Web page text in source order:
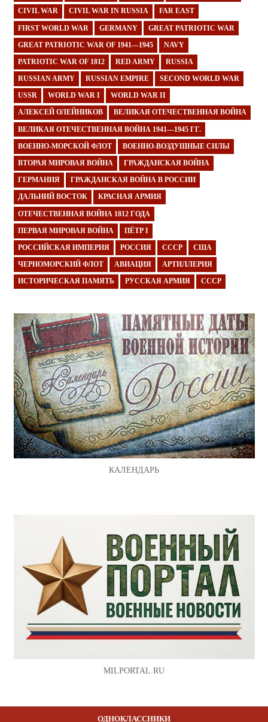
CIVIL WAR CIVIL WAR IN RUSSIA FAR EAST
FIRST WORLD WAR GERMANY GREAT PATRIOTIC WAR
GREAT PATRIOTIC WAR OF 1941—1945 NAVY
PATRIOTIC WAR OF 1812 RED ARMY RUSSIA
RUSSIAN ARMY RUSSIAN EMPIRE SECOND WORLD WAR
USSR WORLD WAR I WORLD WAR II
АЛЕКСЕЙ ОЛЕЙНИКОВ ВЕЛИКАЯ ОТЕЧЕСТВЕННАЯ ВОЙНА
ВЕЛИКАЯ ОТЕЧЕСТВЕННАЯ ВОЙНА 1941—1945 ГГ.
ВОЕННО-МОРСКОЙ ФЛОТ ВОЕННО-ВОЗДУШНЫЕ СИЛЫ
ВТОРАЯ МИРОВАЯ ВОЙНА ГРАЖДАНСКАЯ ВОЙНА
ГЕРМАНИЯ ГРАЖДАНСКАЯ ВОЙНА В РОССИИ
ДАЛЬНИЙ ВОСТОК КРАСНАЯ АРМИЯ
ОТЕЧЕСТВЕННАЯ ВОЙНА 1812 ГОДА
ПЕРВАЯ МИРОВАЯ ВОЙНА ПЁТР I
РОССИЙСКАЯ ИМПЕРИЯ РОССИЯ СССР США
ЧЕРНОМОРСКИЙ ФЛОТ АВИАЦИЯ АРТИЛЛЕРИЯ
ИСТОРИЧЕСКАЯ ПАМЯТЬ РУССКАЯ АРМИЯ СССР
КАЛЕНДАРЬ
MILPORTAL.RU
ОДНОКЛАССНИКИ